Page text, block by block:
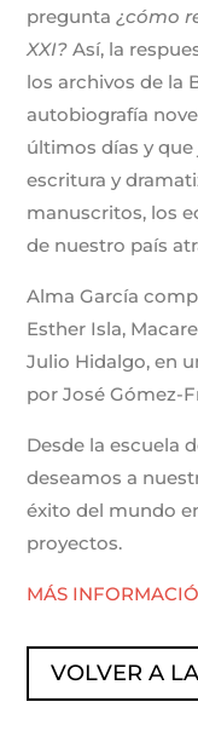
pregunta¿cómo
XXI? Así, la
los archivos de la
autobiografía
últimos días y que
escritura y
manuscritos, los
de nuestro país
Alma García
Esther Isla,
Julio Hidalgo, en
por José Gómez-
Desde la escuela
deseamos a
éxito del mundo
proyectos.
MÁS
VOLVER A